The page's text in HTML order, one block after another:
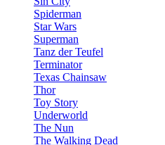
Spiderman
Star Wars
Superman
Tanz der Teufel
Terminator
Texas Chainsaw
Thor
Toy Story
Underworld
The Nun
The Walking Dead